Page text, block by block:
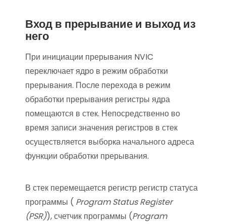
Вход в прерывание и выход из
него
При инициации прерывания NVIC
переключает ядро в режим обработки
прерывания. После перехода в режим
обработки прерывания регистры ядра
помещаются в стек. Непосредственно во
время записи значения регистров в стек
осуществляется выборка начального адреса
функции обработки прерывания.
В стек перемещается регистр регистр статуса
программы ( Program Status Register
(PSR)), счетчик программы (Program